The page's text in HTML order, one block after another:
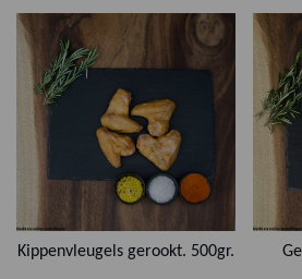
Kippenvleugels gerookt. 500gr.